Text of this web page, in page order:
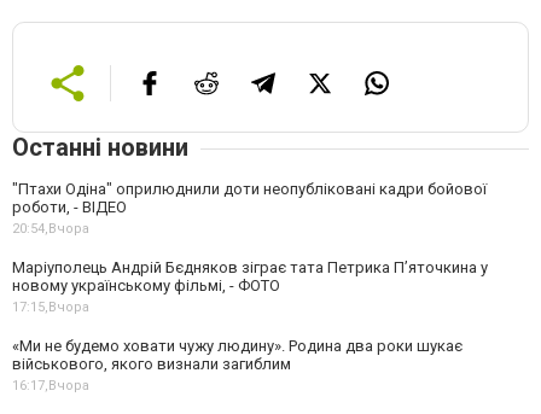
Останні новини
"Птахи Одіна" оприлюднили доти неопубліковані кадри бойової
роботи, - ВІДЕО
20:54,Вчора
Маріуполець Андрій Бєдняков зіграє тата Петрика П’яточкина у
новому українському фільмі, - ФОТО
17:15,Вчора
«Ми не будемо ховати чужу людину». Родина два роки шукає
військового, якого визнали загиблим
16:17,Вчора